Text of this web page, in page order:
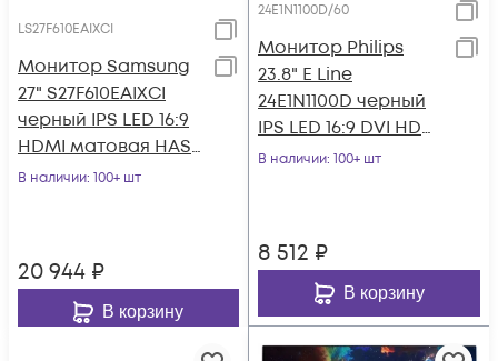
LS27F610EAIXCI
Монитор Samsung
27" S27F610EAIXCI
черный IPS LED 16:9
HDMI матовая HAS
Piv 1000:1 300cd
В наличии: 100+ шт
20 944 ₽
В корзину
24E1N1100D/60
Монитор Philips
23.8" E Line
24E1N1100D черный
IPS LED 16:9 DVI HDMI
матовая 250cd
В наличии: 100+ шт
8 512 ₽
В корзину